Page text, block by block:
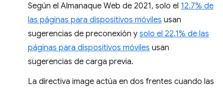
Según el Almanaque Web de 2021, solo el 12.7% de
las páginas para dispositivos móviles usan
sugerencias de preconexión y solo el 22.1% de las
páginas para dispositivos móviles usan
sugerencias de carga previa.
La directiva image actúa en dos frentes cuando las